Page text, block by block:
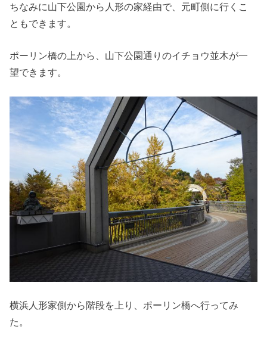
ちなみに山下公園から人形の家経由で、元町側に行くこ
ともできます。
ポーリン橋の上から、山下公園通りのイチョウ並木が一
望できます。
横浜人形家側から階段を上り、ポーリン橋へ行ってみ
た。